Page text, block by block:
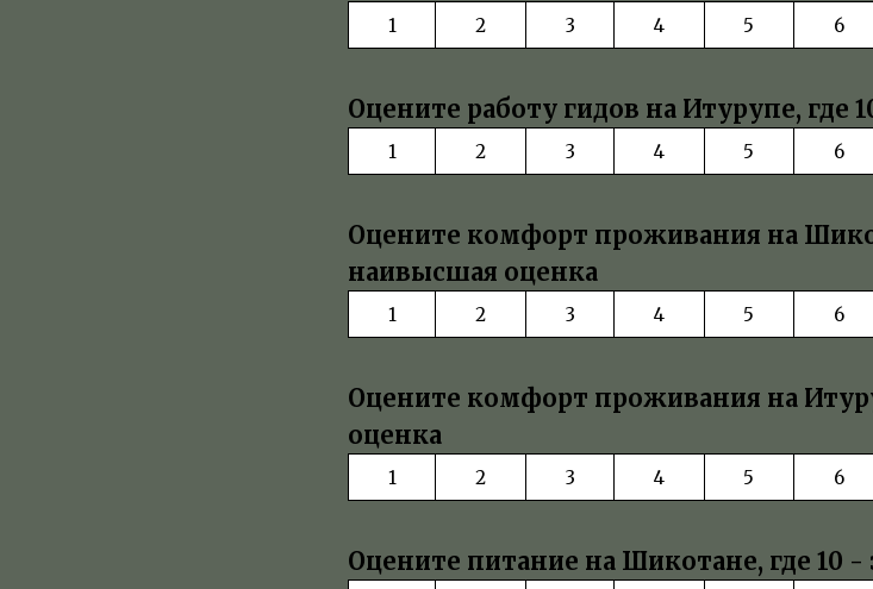
1 2 3 4 5 6
Оцените работу гидов на Итурупе, где
1 2 3 4 5 6
Оцените комфорт проживания на
наивысшая оценка
1 2 3 4 5 6
Оцените комфорт проживания на
оценка
1 2 3 4 5 6
Оцените питание на Шикотане, где 10